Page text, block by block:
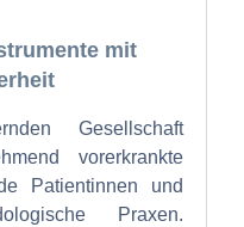
mit
Gesellschaft
vorerkrankte
Patientinnen und
Praxen.